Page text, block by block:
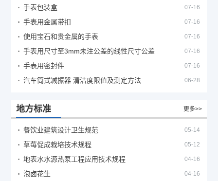
手表包装盒 07-16
手表用金属带扣 07-16
使用宝石和贵金属的手表 07-16
手表用尺寸至3mm未注公差的线性尺寸公差 07-16
手表用密封件 07-16
汽车筒式减振器 清洁度限值及测定方法 06-28
地方标准 更多>>
餐饮业建筑设计卫生规范 05-14
草莓促成栽培技术规程 05-12
地表水水源热泵工程应用技术规程 04-16
泡卤花生 04-16